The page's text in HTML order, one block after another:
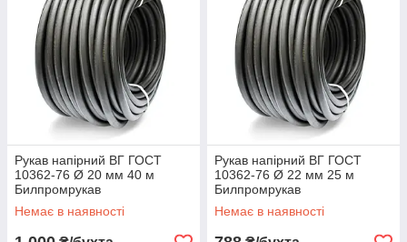
Рукав напірний ВГ ГОСТ
10362-76 Ø 20 мм 40 м
Билпромрукав
Немає в наявності
Рукав напірний ВГ ГОСТ
10362-76 Ø 22 мм 25 м
Билпромрукав
Немає в наявності